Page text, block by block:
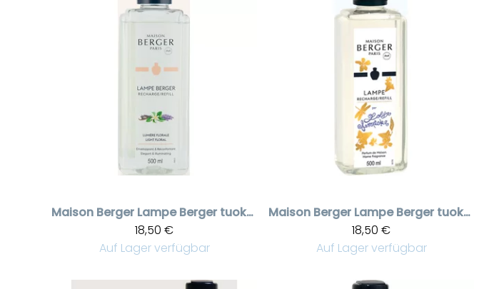
Maison Berger
Lampe Berger tuoksuneste Lumière Florale 500 ml
18,50 €
Auf Lager verfügbar
Maison Berger
Lampe Berger tuoksuneste Lolita Lempicka 500 ml
18,50 €
Auf Lager verfügbar